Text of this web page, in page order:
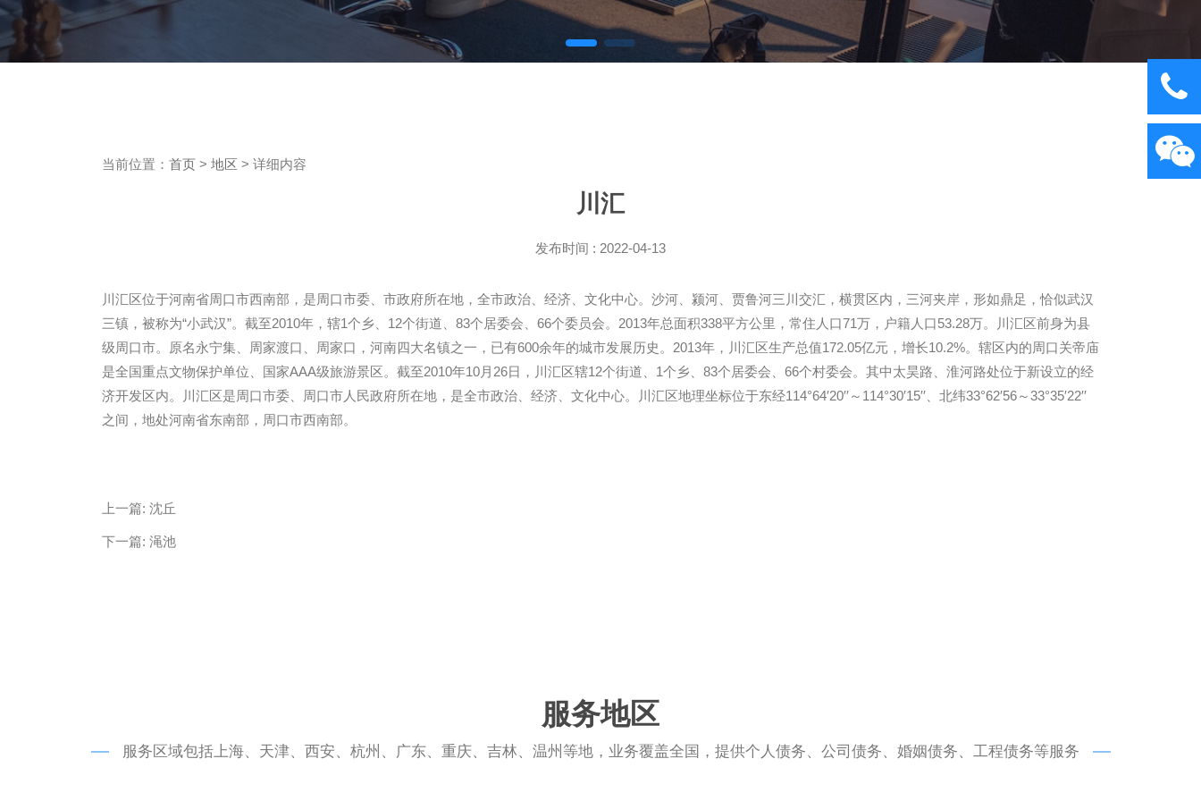
当前位置： 首页 > 地区 > 详细内容
川汇
发布时间 : 2022-04-13
川汇区位于河南省周口市西南部，是周口市委、市政府所在地，全市政治、经济、文化中心。沙河、颍河、贾鲁河三川交汇，横贯区内，三河夹岸，形如鼎足，恰似武汉
三镇，被称为“小武汉”。截至2010年，辖1个乡、12个街道、83个居委会、66个委员会。2013年总面积338平方公里，常住人口71万，户籍人口53.28万。川汇区前身为县
级周口市。原名永宁集、周家渡口、周家口，河南四大名镇之一，已有600余年的城市发展历史。2013年，川汇区生产总值172.05亿元，增长10.2%。辖区内的周口关帝庙
是全国重点文物保护单位、国家AAA级旅游景区。截至2010年10月26日，川汇区辖12个街道、1个乡、83个居委会、66个村委会。其中太昊路、淮河路处位于新设立的经
济开发区内。川汇区是周口市委、周口市人民政府所在地，是全市政治、经济、文化中心。川汇区地理坐标位于东经114°64′20′′～114°30′15′′、北纬33°62′56～33°35′22′′
之间，地处河南省东南部，周口市西南部。
上一篇: 沈丘
下一篇: 渑池
服务地区
服务区域包括上海、天津、西安、杭州、广东、重庆、吉林、温州等地，业务覆盖全国，提供个人债务、公司债务、婚姻债务、工程债务等服务